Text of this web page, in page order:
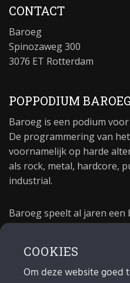
CONTACT
Baroeg
Spinozaweg 300
3076 ET Rotterdam
POPPODIUM BAROEG
Baroeg is een podium
De programmering van
voornamelijk op harde
als rock, metal, hardcore,
industrial.
Baroeg speelt al jaren
poppodium 40 jaar.
COOKIES
Om deze website goed